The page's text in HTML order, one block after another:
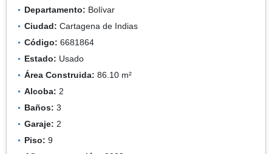
Departamento: Bolívar
Ciudad: Cartagena de Indias
Código: 6681864
Estado: Usado
Área Construida: 86.10 m²
Alcoba: 2
Baños: 3
Garaje: 2
Piso: 9